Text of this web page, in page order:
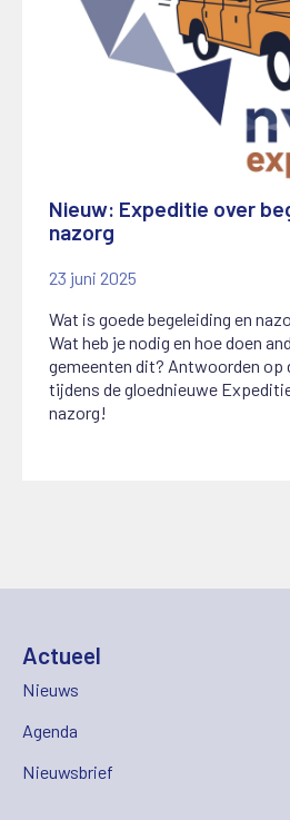
Nieuw: Expeditie over
nazorg
23 juni 2025
Wat is goede begeleiding en
Wat heb je nodig en hoe doen
gemeenten dit? Antwoorden op
tijdens de gloednieuwe
nazorg!
Actueel
Nieuws
Agenda
Nieuwsbrief